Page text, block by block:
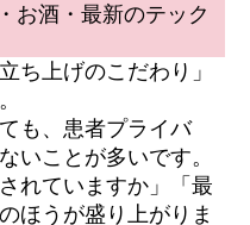
お酒・最新のテック
ち上げのこだわり」
も、患者プライバ
いことが多いです。
れていますか」「最
ほうが盛り上がりま